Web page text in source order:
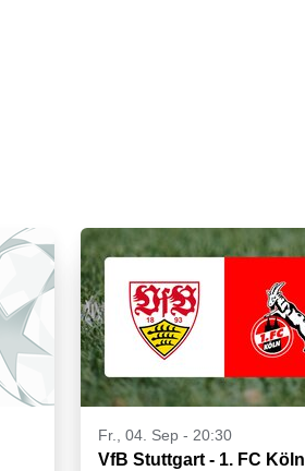
Fr., 04. Sep - 20:30
VfB Stuttgart - 1. FC Köln